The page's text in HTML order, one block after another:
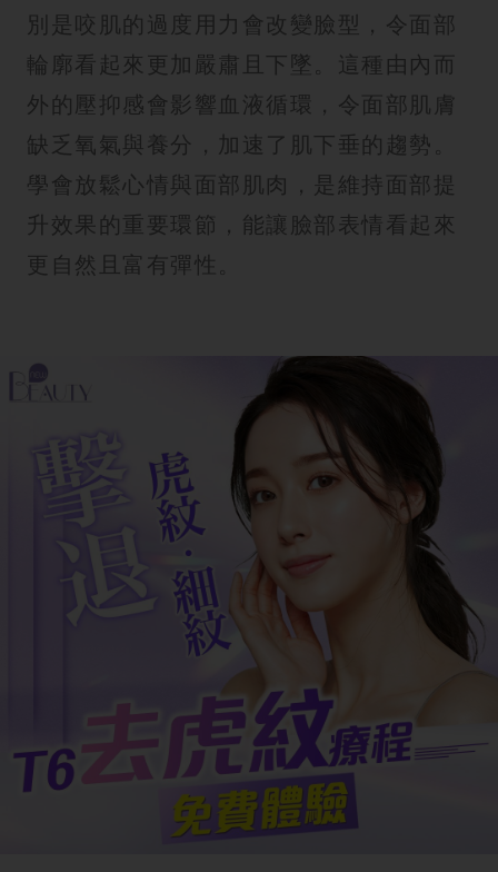
別是咬肌的過度用力會改變臉型，令面部
輪廓看起來更加嚴肅且下墜。這種由內而
外的壓抑感會影響血液循環，令面部肌膚
缺乏氧氣與養分，加速了肌下垂的趨勢。
學會放鬆心情與面部肌肉，是維持面部提
升效果的重要環節，能讓臉部表情看起來
更自然且富有彈性。